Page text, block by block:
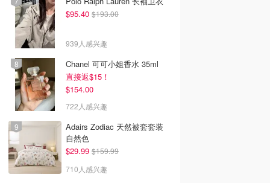
$95.40 $193.00
939人感兴趣
Chanel 可可小姐香水 35ml
直接返$15！
$154.00
722人感兴趣
Adairs Zodiac 天然被套套装
自然色
$29.99 $159.99
710人感兴趣